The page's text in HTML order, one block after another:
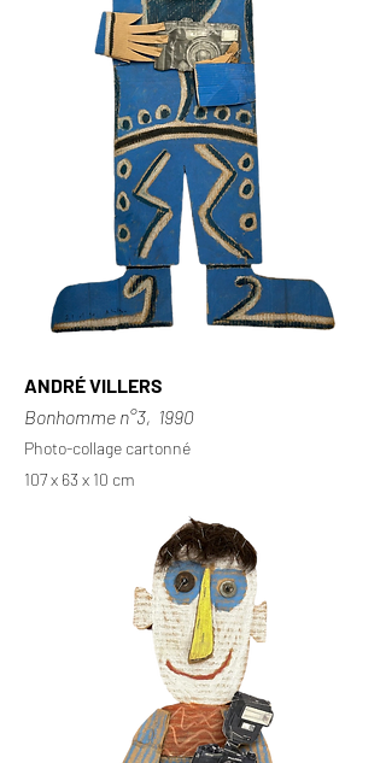
ANDRÉ VILLERS
Bonhomme n°3, 1990
Photo-collage cartonné
107 x 63 x 10 cm